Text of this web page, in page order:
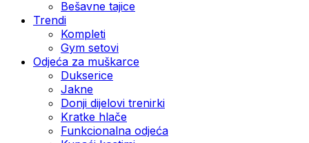
Bešavne tajice
Trendi
Kompleti
Gym setovi
Odjeća za muškarce
Dukserice
Jakne
Donji dijelovi trenirki
Kratke hlače
Funkcionalna odjeća